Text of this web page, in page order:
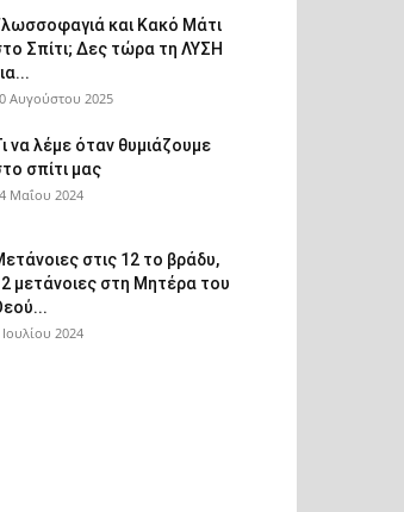
και Κακό Μάτι
Σπίτι; Δες τώρα τη ΛΥΣΗ
Αυγούστου 2025
να λέμε όταν θυμιάζουμε
σπίτι μας
Μαΐου 2024
στις 12 το βράδυ,
μετάνοιες στη Μητέρα του
2024